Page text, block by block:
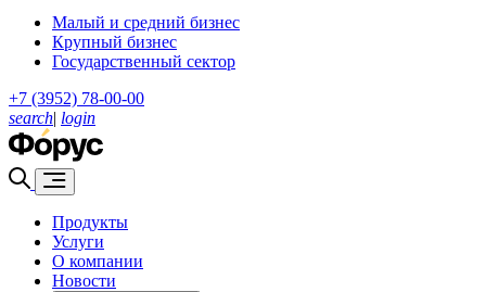
Малый и средний бизнес
Крупный бизнес
Государственный сектор
+7 (3952) 78-00-00
search| login
Продукты
Услуги
О компании
Новости